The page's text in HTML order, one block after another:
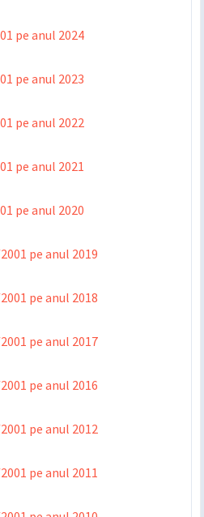
pe anul 2024
pe anul 2023
pe anul 2022
pe anul 2021
pe anul 2020
pe anul 2019
pe anul 2018
pe anul 2017
pe anul 2016
pe anul 2012
pe anul 2011